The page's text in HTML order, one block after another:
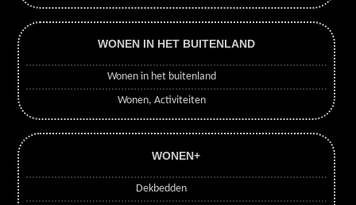
WONEN IN HET BUITENLAND
Wonen in het buitenland
Wonen, Activiteiten
WONEN+
Dekbedden